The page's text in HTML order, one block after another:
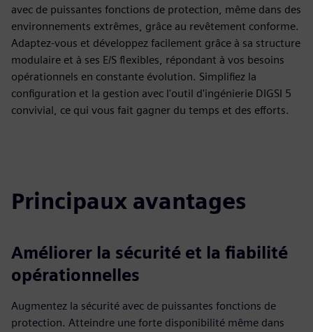
avec de puissantes fonctions de protection, même dans des
environnements extrêmes, grâce au revêtement conforme.
Adaptez-vous et développez facilement grâce à sa structure
modulaire et à ses E/S flexibles, répondant à vos besoins
opérationnels en constante évolution. Simplifiez la
configuration et la gestion avec l'outil d'ingénierie DIGSI 5
convivial, ce qui vous fait gagner du temps et des efforts.
Principaux avantages
Améliorer la sécurité et la fiabilité
opérationnelles
Augmentez la sécurité avec de puissantes fonctions de
protection. Atteindre une forte disponibilité même dans